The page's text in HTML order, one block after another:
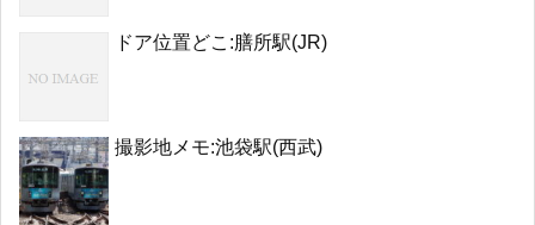
ドア位置どこ:膳所駅(JR)
撮影地メモ:池袋駅(西武)